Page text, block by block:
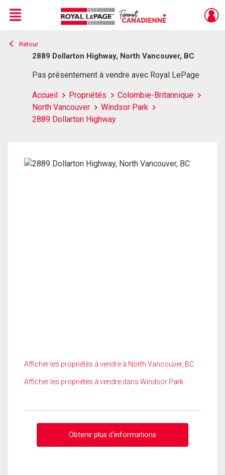
Live
En Direct
Menu
Retour
2889 Dollarton Highway, North Vancouver, BC
Pas présentement à vendre avec Royal LePage
Accueil Propriétés
Colombie-Britannique
North Vancouver
Windsor Park
2889 Dollarton Highway
Afficher les propriétés à vendre à North Vancouver, BC
Afficher les propriétés à vendre dans Windsor Park
Obtenir plus d'informations